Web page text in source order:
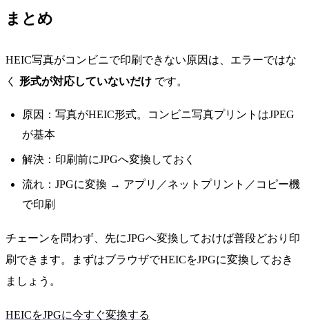
まとめ
HEIC写真がコンビニで印刷できない原因は、エラーではな
く 形式が対応していないだけ です。
原因：写真がHEIC形式。コンビニ写真プリントはJPEG
が基本
解決：印刷前にJPGへ変換しておく
流れ：JPGに変換 → アプリ／ネットプリント／コピー機
で印刷
チェーンを問わず、先にJPGへ変換しておけば普段どおり印
刷できます。まずはブラウザでHEICをJPGに変換しておき
ましょう。
HEICをJPGに今すぐ変換する